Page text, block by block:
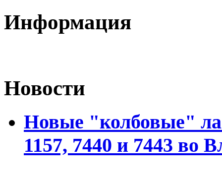
Информация
Новости
Новые "колбовые"
1157, 7440 и 7443 во